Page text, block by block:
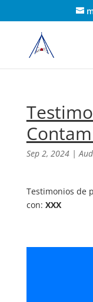
Sep 2, 2024|
Testimonios de
con: XXX